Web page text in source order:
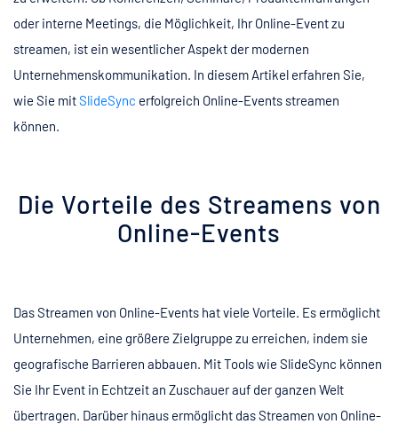
oder interne Meetings, die Möglichkeit, Ihr Online-Event zu
streamen, ist ein wesentlicher Aspekt der modernen
Unternehmenskommunikation. In diesem Artikel erfahren Sie,
wie Sie mitSlideSync erfolgreich Online-Events streamen
können.
Die Vorteile des Streamens von
Online-Events
Das Streamen von Online-Events hat viele Vorteile. Es ermöglicht
Unternehmen, eine größere Zielgruppe zu erreichen, indem sie
geografische Barrieren abbauen. Mit Tools wie SlideSync können
Sie Ihr Event in Echtzeit an Zuschauer auf der ganzen Welt
übertragen. Darüber hinaus ermöglicht das Streamen von Online-